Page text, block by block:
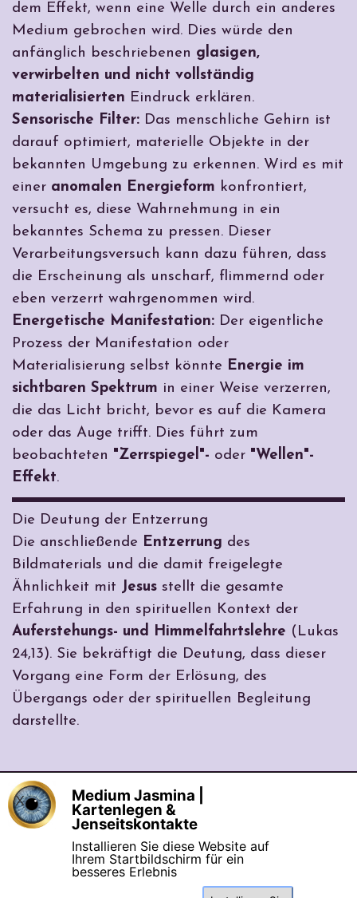
dem Effekt, wenn eine Welle durch ein anderes
Medium gebrochen wird. Dies würde den
anfänglich beschriebenen glasigen,
verwirbelten und nicht vollständig
materialisierten Eindruck erklären.
Sensorische Filter: Das menschliche Gehirn ist
darauf optimiert, materielle Objekte in der
bekannten Umgebung zu erkennen. Wird es mit
einer anomalen Energieform konfrontiert,
versucht es, diese Wahrnehmung in ein
bekanntes Schema zu pressen. Dieser
Verarbeitungsversuch kann dazu führen, dass
die Erscheinung als unscharf, flimmernd oder
eben verzerrt wahrgenommen wird.
Energetische Manifestation: Der eigentliche
Prozess der Manifestation oder
Materialisierung selbst könnte Energie im
sichtbaren Spektrum in einer Weise verzerren,
die das Licht bricht, bevor es auf die Kamera
oder das Auge trifft. Dies führt zum
beobachteten "Zerrspiegel"- oder "Wellen"-
Effekt.
Die Deutung der Entzerrung
Die anschließende Entzerrung des
Bildmaterials und die damit freigelegte
Ähnlichkeit mit Jesus stellt die gesamte
Erfahrung in den spirituellen Kontext der
Auferstehungs- und Himmelfahrtslehre (Lukas
24,13). Sie bekräftigt die Deutung, dass dieser
Vorgang eine Form der Erlösung, des
Übergangs oder der spirituellen Begleitung
darstellte.
©seit 2006 Medium Jasmina Mentor &
Coaching  |  Eingetragene Marke:
Engelchanneling®
Datenschutz] [Impressum] [AGB
& Widerrufsrecht
Suchen
Medium Jasmina |
Kartenlegen &
Jenseitskontakte
Installieren Sie diese Website auf
Ihrem Startbildschirm für ein
besseres Erlebnis
X